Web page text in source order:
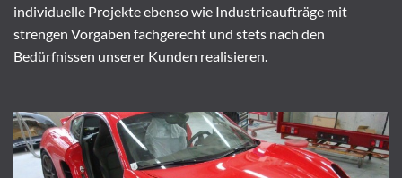
individuelle Projekte ebenso wie Industrieaufträge mit
strengen Vorgaben fachgerecht und stets nach den
Bedürfnissen unserer Kunden realisieren.